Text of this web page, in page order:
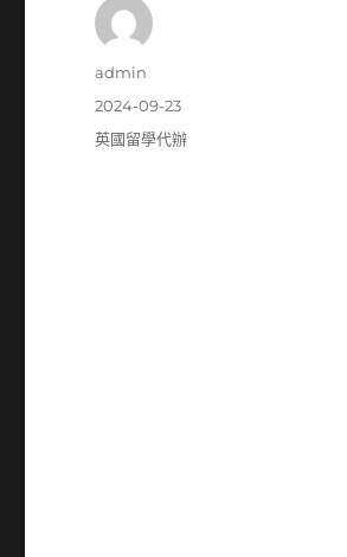
作
admin
發
佈
2024-09-23
分
英國留學代辦